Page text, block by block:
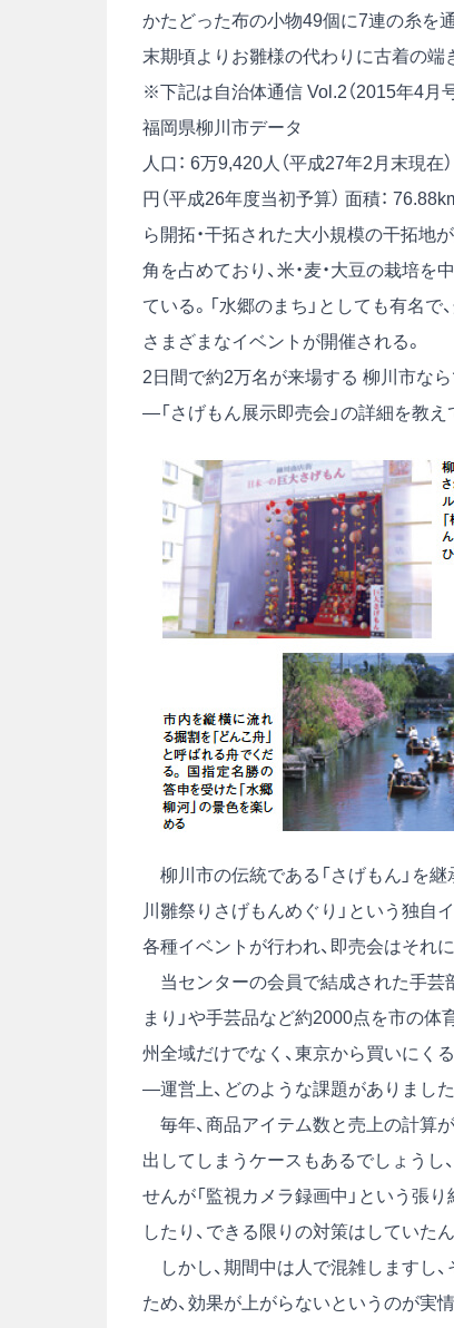
かたどった布の小物49個に7連の糸を
末期頃よりお雛様の代わりに古着の端
※下記は自治体通信 Vol.2（2015年4月
福岡県柳川市データ
人口： 6万9,420人（平成27年2月末現在）
円（平成26年度当初予算） 面積：
ら開拓・干拓された大小規模の干拓地
角を占めており、米・麦・大豆の栽培
ている。「水郷のまち」としても有名
さまざまなイベントが開催される。
2日間で約2万名が来場する 柳川市な
―「さげもん展示即売会」の詳細を教え
柳川市の伝統である「さげもん」を
川雛祭りさげもんめぐり」という独自
各種イベントが行われ、即売会はそれ
当センターの会員で結成された手芸
まり」や手芸品など約2000点を市の体
州全域だけでなく、東京から買いにく
―運営上、どのような課題がありました
毎年、商品アイテム数と売上の計算
出してしまうケースもあるでしょうし
せんが「監視カメラ録画中」という張
したり、できる限りの対策はしていたん
しかし、期間中は人で混雑しますし
ため、効果が上がらないというのが実情